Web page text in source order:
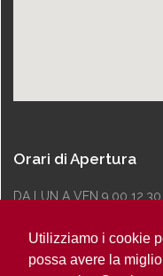
Utilizziamo i cookie
possa avere la
Orari di Apertura
DA LUN A VEN 9.00